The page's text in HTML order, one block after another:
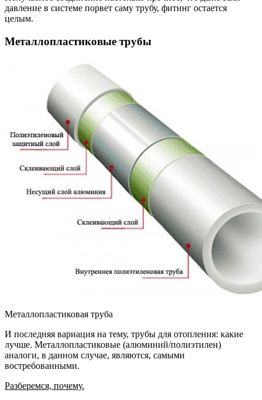
давление в системе порвет саму трубу, фитинг остается
целым.
Металлопластиковые трубы
Металлопластиковая труба
И последняя вариация на тему, трубы для отопления: какие
лучше. Металлопластиковые (алюминий/полиэтилен)
аналоги, в данном случае, являются, самыми
востребованными.
Разберемся, почему.